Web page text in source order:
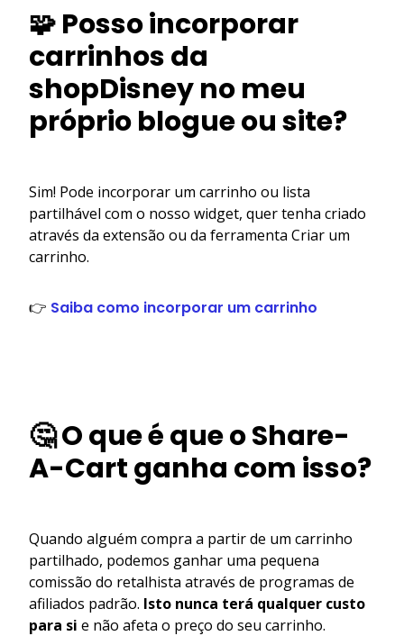
🧩 Posso incorporar
carrinhos da
shopDisney no meu
próprio blogue ou site?
Sim! Pode incorporar um carrinho ou lista
partilhável com o nosso widget, quer tenha criado
através da extensão ou da ferramenta Criar um
carrinho.
👉 Saiba como incorporar um carrinho
🤔 O que é que o Share-
A-Cart ganha com isso?
Quando alguém compra a partir de um carrinho
partilhado, podemos ganhar uma pequena
comissão do retalhista através de programas de
afiliados padrão. Isto nunca terá qualquer custo
para si e não afeta o preço do seu carrinho.